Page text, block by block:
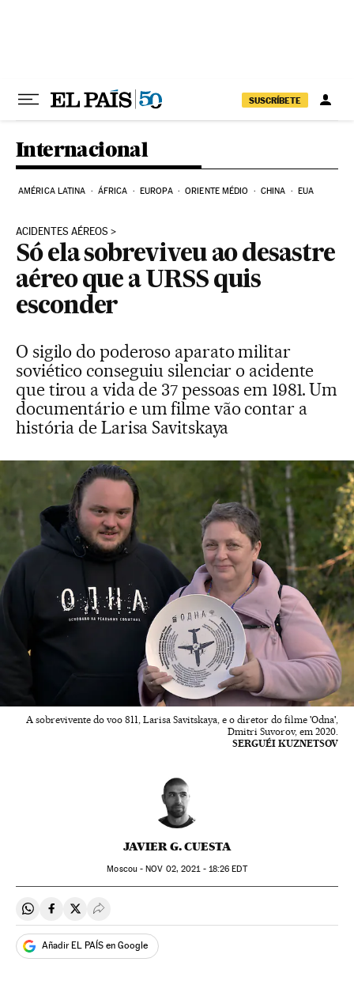
SUSCRÍBETE
Internacional
AMÉRICA LATINA ÁFRICA EUROPA ORIENTE MÉDIO CHINA EUA
ACIDENTES AÉREOS
Só ela sobreviveu ao desastre
aéreo que a URSS quis
esconder
O sigilo do poderoso aparato militar
soviético conseguiu silenciar o acidente
que tirou a vida de 37 pessoas em 1981. Um
documentário e um filme vão contar a
história de Larisa Savitskaya
A sobrevivente do voo 811, Larisa Savitskaya, e o diretor do filme 'Odna',
Dmitri Suvorov, em 2020.
SERGUÉI KUZNETSOV
JAVIER G. CUESTA
Moscou -NOV 02, 2021 - 18:26 EDT
Compartir en Whatsapp
Compartir en Facebook
Compartir en Twitter
Desplegar Redes Sociales
Añadir EL PAÍS en Google